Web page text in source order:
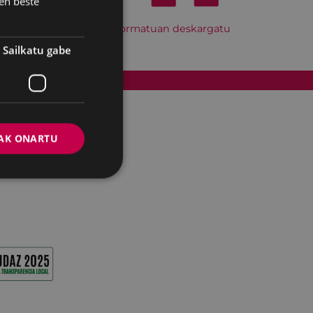
Hitzordu hau iCal formatuan deskargatu
Cookien politika
Sailkatu gabe
ONARTU